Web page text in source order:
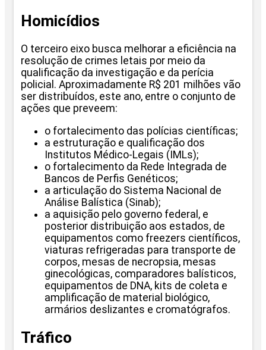
Homicídios
O terceiro eixo busca melhorar a eficiência na
resolução de crimes letais por meio da
qualificação da investigação e da perícia
policial. Aproximadamente R$ 201 milhões vão
ser distribuídos, este ano, entre o conjunto de
ações que preveem:
o fortalecimento das polícias científicas;
a estruturação e qualificação dos
Institutos Médico-Legais (IMLs);
o fortalecimento da Rede Integrada de
Bancos de Perfis Genéticos;
a articulação do Sistema Nacional de
Análise Balística (Sinab);
a aquisição pelo governo federal, e
posterior distribuição aos estados, de
equipamentos como freezers científicos,
viaturas refrigeradas para transporte de
corpos, mesas de necropsia, mesas
ginecológicas, comparadores balísticos,
equipamentos de DNA, kits de coleta e
amplificação de material biológico,
armários deslizantes e cromatógrafos.
Tráfico